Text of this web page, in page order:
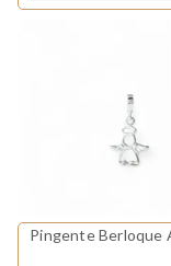
Pingente Berloque